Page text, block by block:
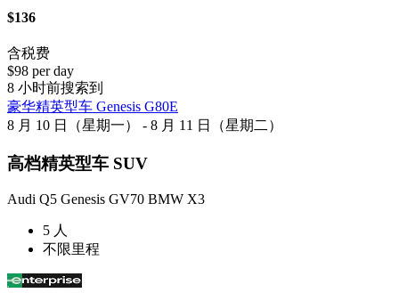
$136
含税费
$98 per day
8 小时前搜索到
豪华精英型车 Genesis G80E
8 月 10 日（星期一） - 8 月 11 日（星期二）
高档精英型车 SUV
Audi Q5 Genesis GV70 BMW X3
5 人
不限里程